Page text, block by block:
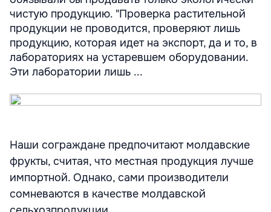
чистую продукцию. "Проверка растительной
продукции не проводится, проверяют лишь
продукцию, которая идет на экспорт, да и то, в
лабораториях на устаревшем оборудовании.
Эти лаборатории лишь ...
Наши сограждане предпочитают молдавские
фрукты, считая, что местная продукция лучше
импортной. Однако, сами производители
сомневаются в качестве молдавской